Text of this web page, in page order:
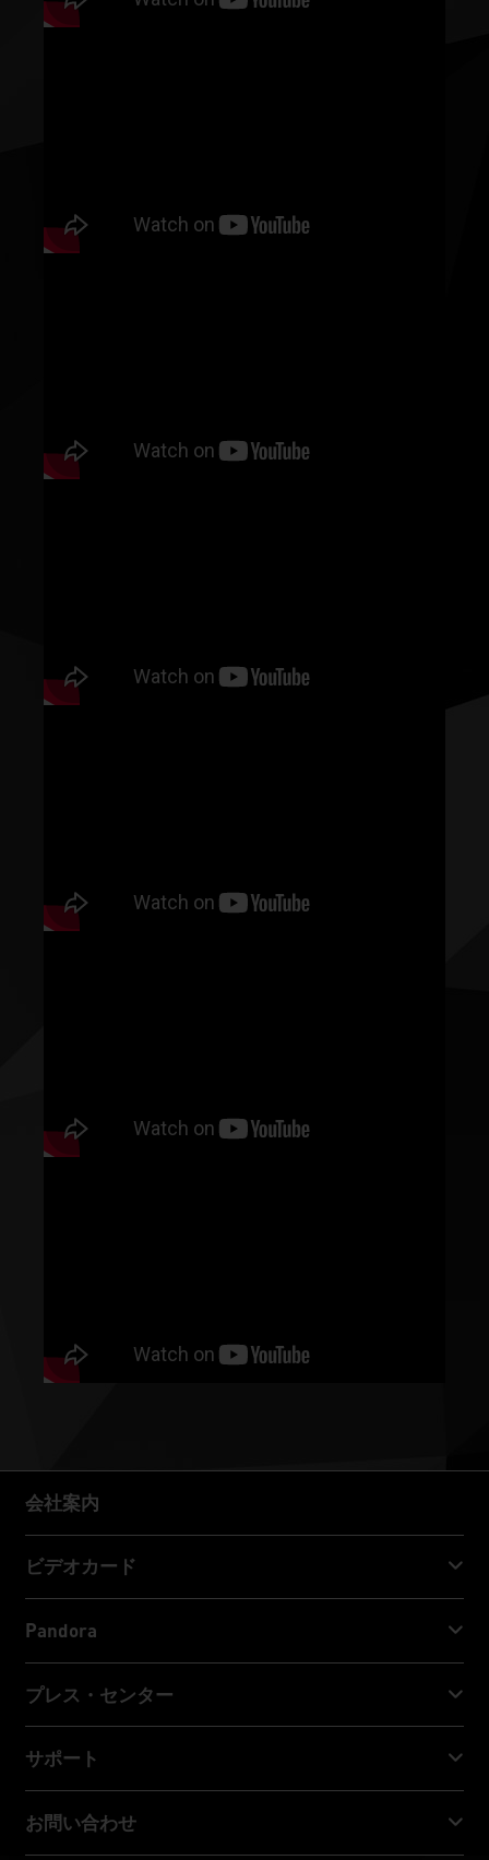
会社案内
会社案内
ビデオカード
GeForce RTX™ 40 Series
GeForce RTX™ 30 Series
Pandora
NVIDIA Jetson Orin™ NX Super
NVIDIA Jetson Orin™ Nano Super
プレス・センター
Palitニュース
ソーシャルメディア
受賞 & レビュー
サポート
ダウンロード・サービス
ThunderMaster
お問い合わせ